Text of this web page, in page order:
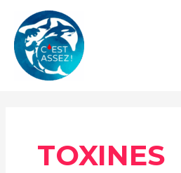
contenu
TOXINES